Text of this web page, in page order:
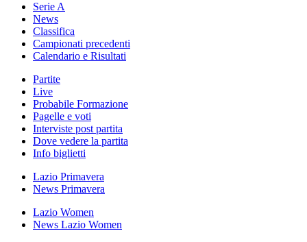
Serie A
News
Classifica
Campionati precedenti
Calendario e Risultati
Partite
Live
Probabile Formazione
Pagelle e voti
Interviste post partita
Dove vedere la partita
Info biglietti
Lazio Primavera
News Primavera
Lazio Women
News Lazio Women